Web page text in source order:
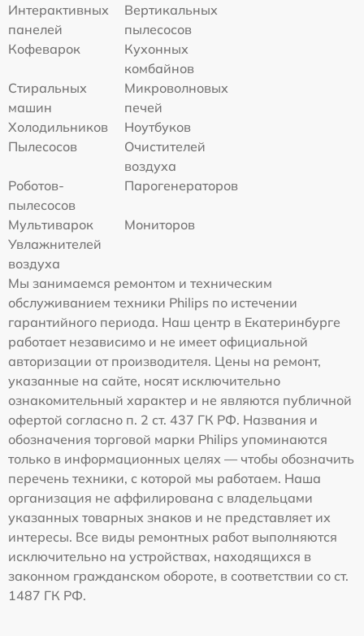
Интерактивных
панелей
Вертикальных
пылесосов
Кофеварок
Кухонных
комбайнов
Стиральных
машин
Микроволновых
печей
Холодильников
Ноутбуков
Пылесосов
Очистителей
воздуха
Роботов-
пылесосов
Парогенераторов
Мультиварок
Мониторов
Увлажнителей
воздуха
Мы занимаемся ремонтом и техническим
обслуживанием техники Philips по истечении
гарантийного периода. Наш центр в Екатеринбурге
работает независимо и не имеет официальной
авторизации от производителя. Цены на ремонт,
указанные на сайте, носят исключительно
ознакомительный характер и не являются публичной
офертой согласно п. 2 ст. 437 ГК РФ. Названия и
обозначения торговой марки Philips упоминаются
только в информационных целях — чтобы обозначить
перечень техники, с которой мы работаем. Наша
организация не аффилирована с владельцами
указанных товарных знаков и не представляет их
интересы. Все виды ремонтных работ выполняются
исключительно на устройствах, находящихся в
законном гражданском обороте, в соответствии со ст.
1487 ГК РФ.